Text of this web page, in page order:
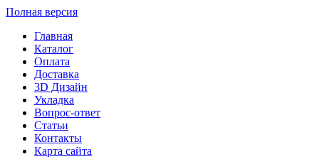
Полная версия
Главная
Каталог
Оплата
Доставка
3D Дизайн
Укладка
Вопрос-ответ
Статьи
Контакты
Карта сайта